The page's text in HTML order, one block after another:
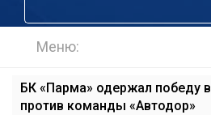
Меню:
БК «Парма» одержал победу
против команды «Автодор»